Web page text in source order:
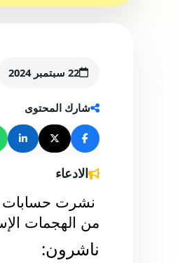
22 سبتمبر 2024
شارك المحتوى
الادعاء
من الهجمات
ناشرون: